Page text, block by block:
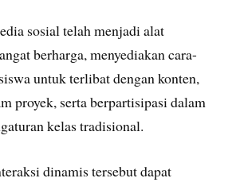
sosial telah menjadi alat
berharga, menyediakan cara-
untuk terlibat dengan konten,
proyek, serta berpartisipasi dalam
kelas tradisional.
dinamis tersebut dapat